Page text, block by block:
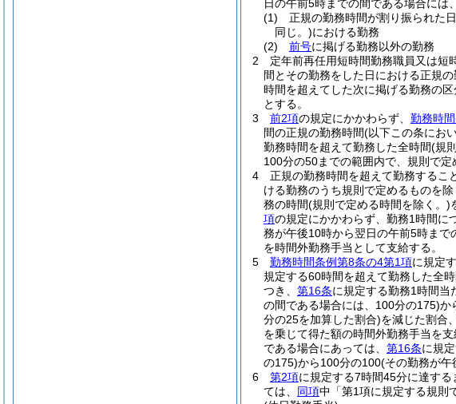
日の午前5時までの間である場合には
(1)
正規の勤務時間が割り振られた日
同じ。)における勤務
(2)
前号に掲げる勤務以外の勤務
2
定年前再任用短時間勤務職員又は短
間とその勤務をした日における正規
時間を超えてした次に掲げる勤務の
とする。
3
前2項の規定にかかわらず、 勤務時
間の正規の勤務時間(以下この条にお
勤務時間を超えて勤務した全時間(規
100分の50までの範囲内で、規則で定
4
正規の勤務時間を超えて勤務するこ
ける勤務のうち規則で定めるものを除
務の時間(規則で定める時間を除く。)
項の規定にかかわらず、勤務1時間に
務が午後10時から翌日の午前5時ま
を時間外勤務手当として支給する。
5
勤務時間条例第8条の4第1項に規定
規定する60時間を超えて勤務した全
つき、 第16条に規定する勤務1時間当
の間である場合には、100分の175)か
分の25を加算した割合)を減じた割合
を乗じて得た額の時間外勤務手当を支
である場合にあっては、 第16条に規
の175)から100分の100(その勤務が午
6
第2項に規定する7時間45分に達す
ては、 同項中「第1項に規定する規則